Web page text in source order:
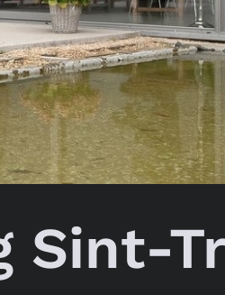
Sint-